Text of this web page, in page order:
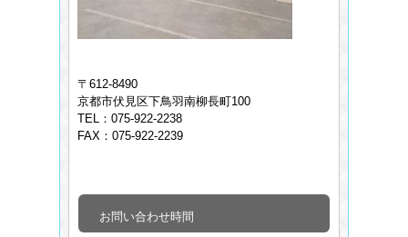
〒612-8490
京都市伏見区下鳥羽南柳長町100
TEL：075-922-2238
FAX：075-922-2239
お問い合わせ時間